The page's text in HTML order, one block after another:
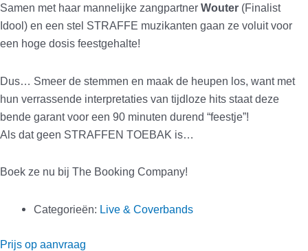
Samen met haar mannelijke zangpartner Wouter (Finalist
Idool) en een stel STRAFFE muzikanten gaan ze voluit voor
een hoge dosis feestgehalte!
Dus… Smeer de stemmen en maak de heupen los, want met
hun verrassende interpretaties van tijdloze hits staat deze
bende garant voor een 90 minuten durend “feestje”!
Als dat geen STRAFFEN TOEBAK is…
Boek ze nu bij The Booking Company!
Categorieën: Live & Coverbands
Prijs op aanvraag